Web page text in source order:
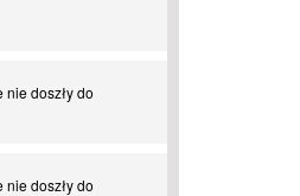
nie doszły do
nie doszły do